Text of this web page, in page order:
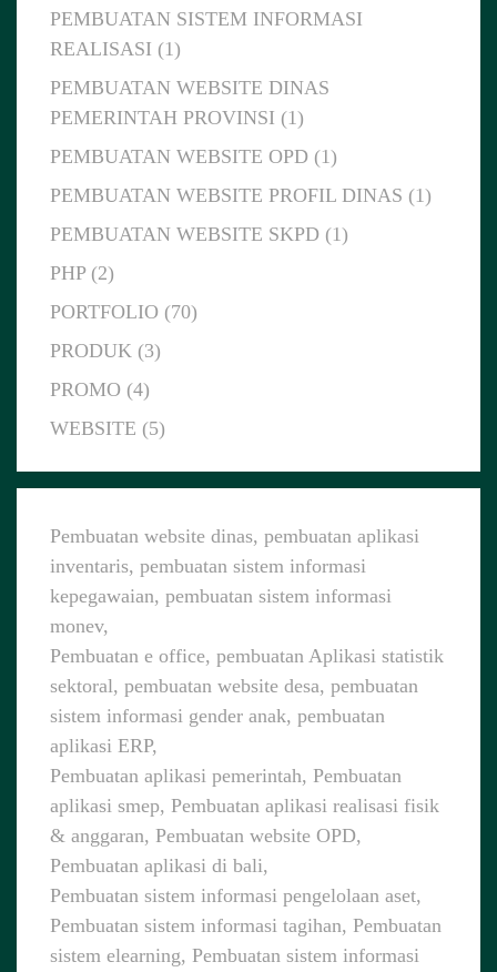
PEMBUATAN SISTEM INFORMASI
REALISASI (1)
PEMBUATAN WEBSITE DINAS
PEMERINTAH PROVINSI (1)
PEMBUATAN WEBSITE OPD (1)
PEMBUATAN WEBSITE PROFIL DINAS (1)
PEMBUATAN WEBSITE SKPD (1)
PHP (2)
PORTFOLIO (70)
PRODUK (3)
PROMO (4)
WEBSITE (5)
Pembuatan website dinas, pembuatan aplikasi
inventaris, pembuatan sistem informasi
kepegawaian, pembuatan sistem informasi
monev,
Pembuatan e office, pembuatan Aplikasi statistik
sektoral, pembuatan website desa, pembuatan
sistem informasi gender anak, pembuatan
aplikasi ERP,
Pembuatan aplikasi pemerintah, Pembuatan
aplikasi smep, Pembuatan aplikasi realisasi fisik
& anggaran, Pembuatan website OPD,
Pembuatan aplikasi di bali,
Pembuatan sistem informasi pengelolaan aset,
Pembuatan sistem informasi tagihan, Pembuatan
sistem elearning, Pembuatan sistem informasi